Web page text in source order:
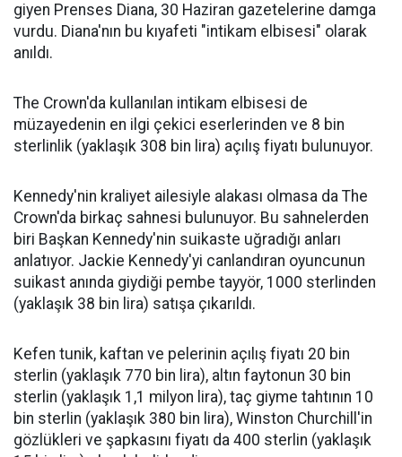
giyen Prenses Diana, 30 Haziran gazetelerine damga
vurdu. Diana'nın bu kıyafeti "intikam elbisesi" olarak
anıldı.
The Crown'da kullanılan intikam elbisesi de
müzayedenin en ilgi çekici eserlerinden ve 8 bin
sterlinlik (yaklaşık 308 bin lira) açılış fiyatı bulunuyor.
Kennedy'nin kraliyet ailesiyle alakası olmasa da The
Crown'da birkaç sahnesi bulunuyor. Bu sahnelerden
biri Başkan Kennedy'nin suikaste uğradığı anları
anlatıyor. Jackie Kennedy'yi canlandıran oyuncunun
suikast anında giydiği pembe tayyör, 1000 sterlinden
(yaklaşık 38 bin lira) satışa çıkarıldı.
Kefen tunik, kaftan ve pelerinin açılış fiyatı 20 bin
sterlin (yaklaşık 770 bin lira), altın faytonun 30 bin
sterlin (yaklaşık 1,1 milyon lira), taç giyme tahtının 10
bin sterlin (yaklaşık 380 bin lira), Winston Churchill'in
gözlükleri ve şapkasını fiyatı da 400 sterlin (yaklaşık